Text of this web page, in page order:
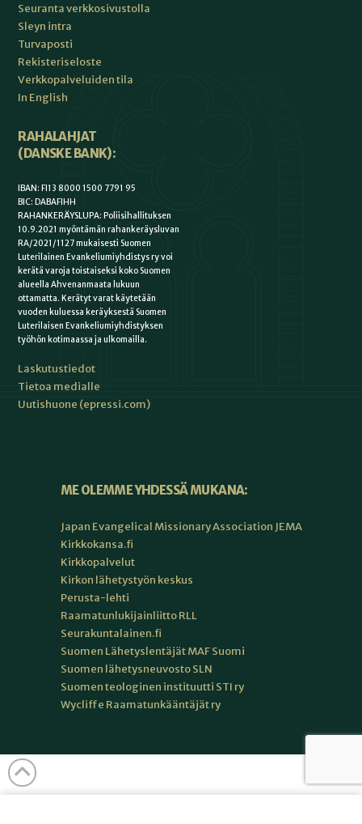
Seuranta verkkosivustolla
Sleyn intra
Turvaposti
Rekisteriseloste
Verkkopalveluiden tila
In English
RAHALAHJAT
(DANSKE BANK):
IBAN: FI13 8000 1500 7791 95
BIC: DABAFIHH
RAHANKERÄYSLUPA: Poliisihallituksen
10.9.2021 myöntämän rahankeräysluvan
RA/2021/1127 mukaisesti Suomen
Luterilainen Evankeliumiyhdistys ry voi
kerätä varoja toistaiseksi koko Suomen
alueella Ahvenanmaata lukuun
ottamatta. Kerätyt varat käytetään
vuoden kuluessa keräyksestä Suomen
Luterilaisen Evankeliumiyhdistyksen
työhön kotimaassa ja ulkomailla.
Laskutustiedot
Tietoa medialle
Uutishuone (epressi.com)
ME OLEMME YHDESSÄ MUKANA:
Japan Evangelical Missionary Association JEMA
Kirkkokansa.fi
Kirkkopalvelut
Kirkon lähetystyön keskus
Perusta-lehti
Raamatunlukijainliitto RLL
Seurakuntalainen.fi
Suomen Lähetyslentäjät MAF Suomi
Suomen lähetysneuvosto SLN
Suomen teologinen instituutti STI ry
Wycliffe Raamatunkääntäjät ry